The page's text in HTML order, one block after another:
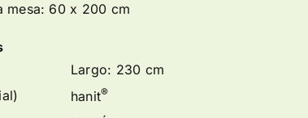
mesa: 60 x 200 cm
Largo: 230 cm
hanit®